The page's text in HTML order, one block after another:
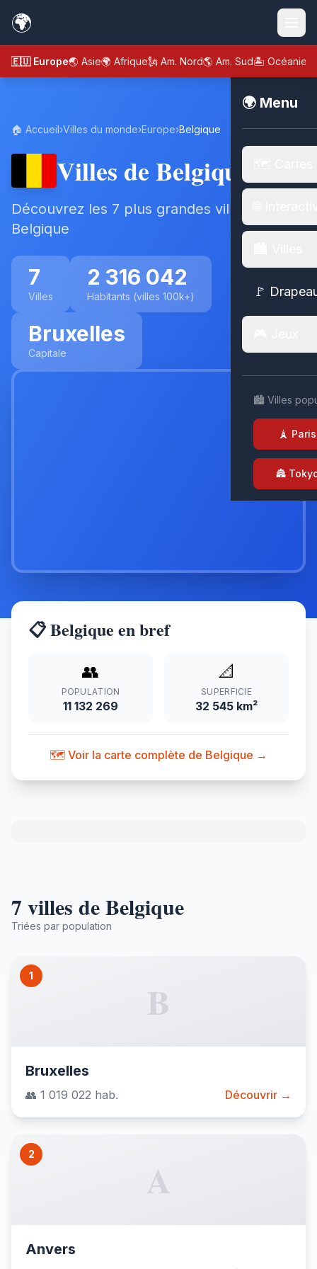
🌍
🇪🇺 Europe🌏 Asie🌍 Afrique🗽 Am. Nord🌎 Am. Sud🏝️ Océanie
🌍 Menu
🚩
🏙️ Villes
🗼 Paris
🏯
🏠 Accueil›Villes du monde›Europe›Belgique
Villes de Belgique
Découvrez les 7 plus grandes villes de
Belgique
7
Villes
2 316 042
Habitants (villes 100k+)
Bruxelles
Capitale
📋 Belgique en bref
👥
POPULATION
11 132 269
📐
SUPERFICIE
32 545 km²
🗺️ Voir la carte complète de Belgique →
7 villes de Belgique
Triées par population
1
B
Bruxelles
👥 1 019 022 hab. Découvrir →
2
A
Anvers